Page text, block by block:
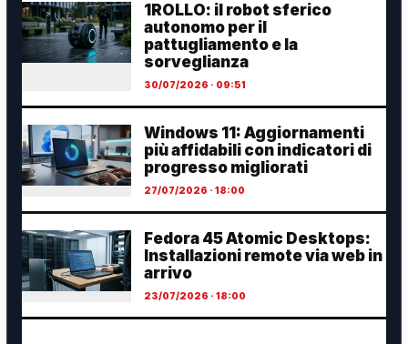
1ROLLO: il robot sferico
autonomo per il
pattugliamento e la
sorveglianza
30/07/2026 · 09:51
Windows 11: Aggiornamenti
più affidabili con indicatori di
progresso migliorati
27/07/2026 · 18:00
Fedora 45 Atomic Desktops:
Installazioni remote via web in
arrivo
23/07/2026 · 18:00